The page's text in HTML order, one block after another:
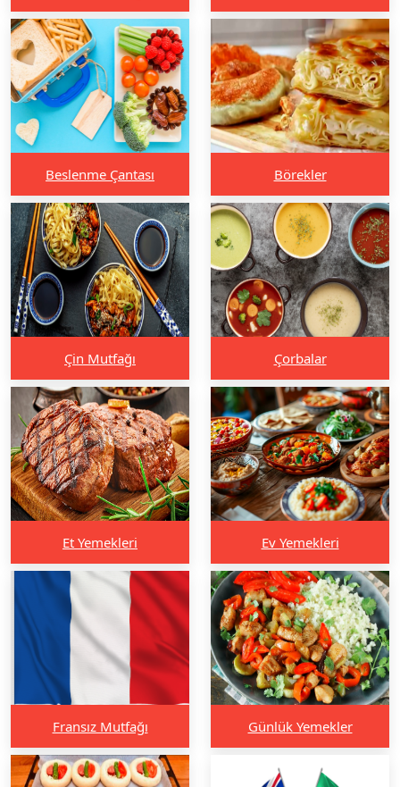
Beslenme Çantası Börekler
Çin Mutfağı Çorbalar
Et Yemekleri Ev Yemekleri
Fransız Mutfağı Günlük Yemekler